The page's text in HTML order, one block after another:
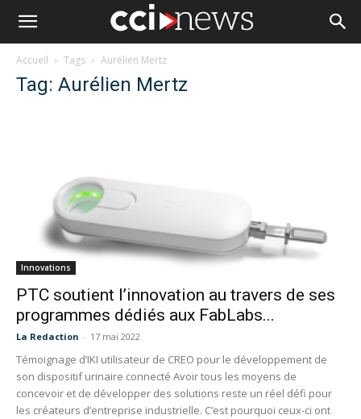
Accueil Tags Aurélien Mertz
Tag: Aurélien Mertz
Innovations
PTC soutient l’innovation au travers de ses
programmes dédiés aux FabLabs...
La Redaction - 17 mai 2022
Témoignage d’IKI utilisateur de CREO pour le développement de
son dispositif urinaire connecté Avoir tous les moyens de
concevoir et de développer des solutions reste un réel défi pour
les créateurs d’entreprise industrielle. C’est pourquoi ceux-ci ont